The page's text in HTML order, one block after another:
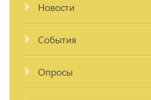
Новости
События
Опросы